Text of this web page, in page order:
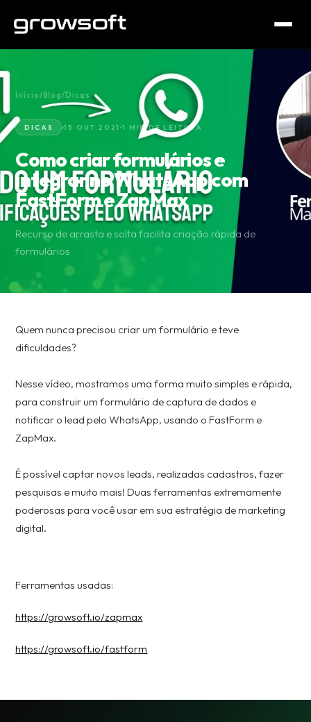
Início/ Blog/ Dicas
DICAS 15 OUT 2021 1 MIN DE LEITURA
Como criar formulários e
integrar no WhatsApp com
FastForm e ZapMax
Recurso de arrasta e solta facilita criação rápida de
formulários
Quem nunca precisou criar um formulário e teve
dificuldades?
Nesse vídeo, mostramos uma forma muito simples e rápida,
para construir um formulário de captura de dados e
notificar o lead pelo WhatsApp, usando o FastForm e
ZapMax.
É possível captar novos leads, realizadas cadastros, fazer
pesquisas e muito mais! Duas ferramentas extremamente
poderosas para você usar em sua estratégia de marketing
digital.
Ferramentas usadas:
https://growsoft.io/zapmax
https://growsoft.io/fastform